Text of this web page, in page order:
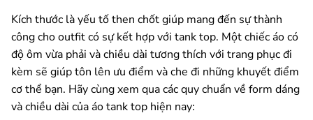
Kích thước là yếu tố then chốt giúp mang đến sự thành
công cho outfit có sự kết hợp với tank top. Một chiếc áo có
độ ôm vừa phải và chiều dài tương thích với trang phục đi
kèm sẽ giúp tôn lên ưu điểm và che đi những khuyết điểm
cơ thể bạn. Hãy cùng xem qua các quy chuẩn về form dáng
và chiều dài của áo tank top hiện nay: